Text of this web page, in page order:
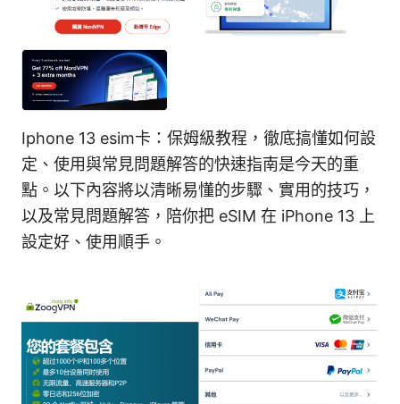
Iphone 13 esim卡：保姆級教程，徹底搞懂如何設
定、使用與常見問題解答的快速指南是今天的重
點。以下內容將以清晰易懂的步驟、實用的技巧，
以及常見問題解答，陪你把 eSIM 在 iPhone 13 上
設定好、使用順手。